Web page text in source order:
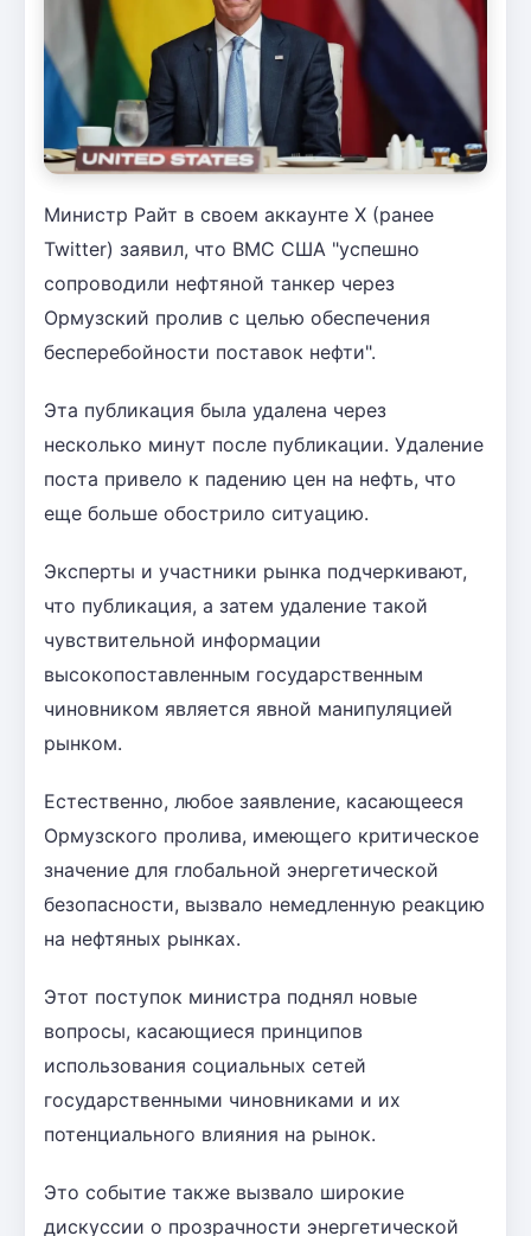
Министр Райт в своем аккаунте X (ранее
Twitter) заявил, что ВМС США "успешно
сопроводили нефтяной танкер через
Ормузский пролив с целью обеспечения
бесперебойности поставок нефти".
Эта публикация была удалена через
несколько минут после публикации. Удаление
поста привело к падению цен на нефть, что
еще больше обострило ситуацию.
Эксперты и участники рынка подчеркивают,
что публикация, а затем удаление такой
чувствительной информации
высокопоставленным государственным
чиновником является явной манипуляцией
рынком.
Естественно, любое заявление, касающееся
Ормузского пролива, имеющего критическое
значение для глобальной энергетической
безопасности, вызвало немедленную реакцию
на нефтяных рынках.
Этот поступок министра поднял новые
вопросы, касающиеся принципов
использования социальных сетей
государственными чиновниками и их
потенциального влияния на рынок.
Это событие также вызвало широкие
дискуссии о прозрачности энергетической